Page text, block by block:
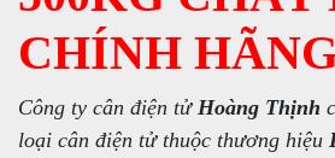
CHÍNH
Công ty cân điện tử Hoàng Thịnh
loại cân điện tử thuộc thương hiệu